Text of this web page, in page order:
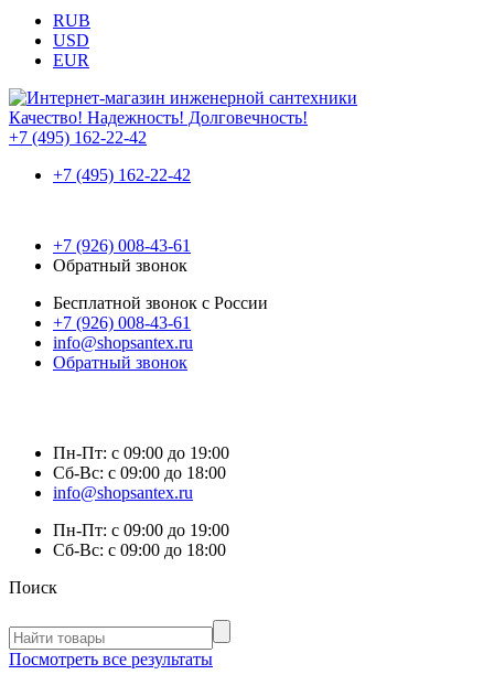
RUB
USD
EUR
Качество! Надежность! Долговечность!
+7 (495) 162-22-42
+7 (495) 162-22-42
+7 (926) 008-43-61
Обратный звонок
Бесплатной звонок с России
+7 (926) 008-43-61
info@shopsantex.ru
Обратный звонок
Пн-Пт: с 09:00 до 19:00
Сб-Вс: с 09:00 до 18:00
info@shopsantex.ru
Пн-Пт: с 09:00 до 19:00
Сб-Вс: с 09:00 до 18:00
Поиск
Посмотреть все результаты